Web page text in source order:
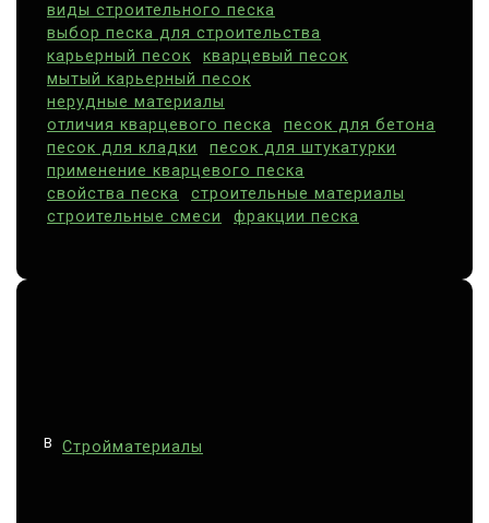
виды строительного песка
выбор песка для строительства
карьерный песок
кварцевый песок
мытый карьерный песок
нерудные материалы
отличия кварцевого песка
песок для бетона
песок для кладки
песок для штукатурки
применение кварцевого песка
свойства песка
строительные материалы
строительные смеси
фракции песка
В Стройматериалы